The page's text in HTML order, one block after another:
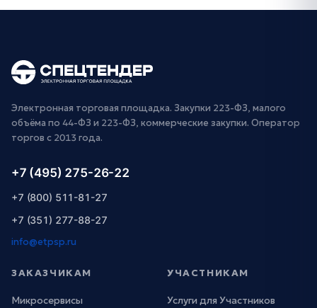
Электронная торговая площадка. Закупки 223-ФЗ, малого
объёма по 44-ФЗ и 223-ФЗ, коммерческие закупки. Оператор
торгов с 2013 года.
+7 (495) 275-26-22
+7 (800) 511-81-27
+7 (351) 277-88-27
info@etpsp.ru
ЗАКАЗЧИКАМ
Микросервисы
УЧАСТНИКАМ
Услуги для Участников